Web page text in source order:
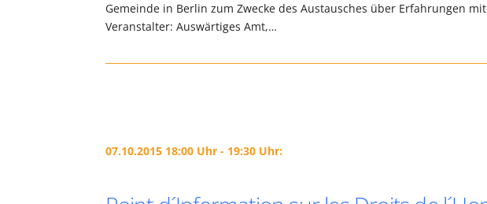
Gemeinde in Berlin zum Zwecke des Austausches über Erfahrungen
Veranstalter: Auswärtiges Amt,…
07.10.2015 18:00 Uhr - 19:30 Uhr: